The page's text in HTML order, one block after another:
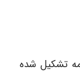
تشکیل شده